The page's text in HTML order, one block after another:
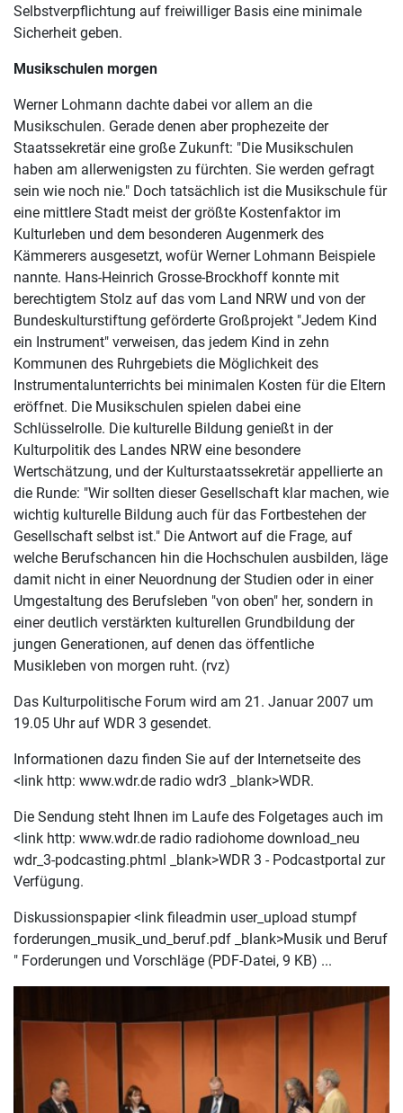
Selbstverpflichtung auf freiwilliger Basis eine minimale
Sicherheit geben.
Musikschulen morgen
Werner Lohmann dachte dabei vor allem an die
Musikschulen. Gerade denen aber prophezeite der
Staatssekretär eine große Zukunft: "Die Musikschulen
haben am allerwenigsten zu fürchten. Sie werden gefragt
sein wie noch nie." Doch tatsächlich ist die Musikschule für
eine mittlere Stadt meist der größte Kostenfaktor im
Kulturleben und dem besonderen Augenmerk des
Kämmerers ausgesetzt, wofür Werner Lohmann Beispiele
nannte. Hans-Heinrich Grosse-Brockhoff konnte mit
berechtigtem Stolz auf das vom Land NRW und von der
Bundeskulturstiftung geförderte Großprojekt "Jedem Kind
ein Instrument" verweisen, das jedem Kind in zehn
Kommunen des Ruhrgebiets die Möglichkeit des
Instrumentalunterrichts bei minimalen Kosten für die Eltern
eröffnet. Die Musikschulen spielen dabei eine
Schlüsselrolle. Die kulturelle Bildung genießt in der
Kulturpolitik des Landes NRW eine besondere
Wertschätzung, und der Kulturstaatssekretär appellierte an
die Runde: "Wir sollten dieser Gesellschaft klar machen, wie
wichtig kulturelle Bildung auch für das Fortbestehen der
Gesellschaft selbst ist." Die Antwort auf die Frage, auf
welche Berufschancen hin die Hochschulen ausbilden, läge
damit nicht in einer Neuordnung der Studien oder in einer
Umgestaltung des Berufsleben "von oben" her, sondern in
einer deutlich verstärkten kulturellen Grundbildung der
jungen Generationen, auf denen das öffentliche
Musikleben von morgen ruht. (rvz)
Das Kulturpolitische Forum wird am 21. Januar 2007 um
19.05 Uhr auf WDR 3 gesendet.
Informationen dazu finden Sie auf der Internetseite des
<link http: www.wdr.de radio wdr3 _blank>WDR.
Die Sendung steht Ihnen im Laufe des Folgetages auch im
<link http: www.wdr.de radio radiohome download_neu
wdr_3-podcasting.phtml _blank>WDR 3 - Podcastportal zur
Verfügung.
Diskussionspapier <link fileadmin user_upload stumpf
forderungen_musik_und_beruf.pdf _blank>Musik und Beruf
" Forderungen und Vorschläge (PDF-Datei, 9 KB) ...